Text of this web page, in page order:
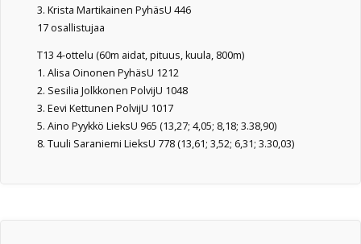
3. Krista Martikainen PyhäsU 446
17 osallistujaa
T13 4-ottelu (60m aidat, pituus, kuula, 800m)
1. Alisa Oinonen PyhäsU 1212
2. Sesilia Jolkkonen PolvijU 1048
3. Eevi Kettunen PolvijU 1017
5. Aino Pyykkö LieksU 965 (13,27; 4,05; 8,18; 3.38,90)
8. Tuuli Saraniemi LieksU 778 (13,61; 3,52; 6,31; 3.30,03)